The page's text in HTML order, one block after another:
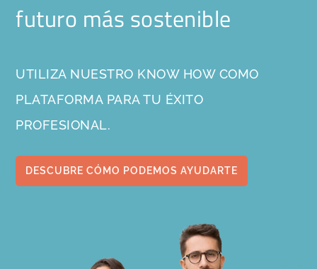
futuro más sostenible
UTILIZA NUESTRO KNOW HOW COMO
PLATAFORMA PARA TU ÉXITO
PROFESIONAL.
DESCUBRE CÓMO PODEMOS AYUDARTE